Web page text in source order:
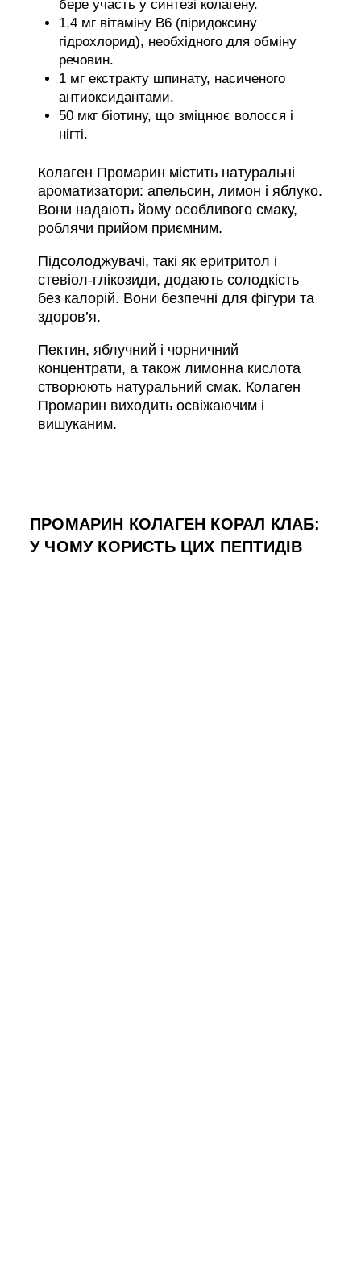
бере участь у синтезі колагену.
1,4 мг вітаміну В6 (піридоксину
гідрохлорид), необхідного для обміну
речовин.
1 мг екстракту шпинату, насиченого
антиоксидантами.
50 мкг біотину, що зміцнює волосся і
нігті.
Колаген Промарин містить натуральні
ароматизатори: апельсин, лимон і яблуко.
Вони надають йому особливого смаку,
роблячи прийом приємним.
Підсолоджувачі, такі як еритритол і
стевіол-глікозиди, додають солодкість
без калорій. Вони безпечні для фігури та
здоров’я.
Пектин, яблучний і чорничний
концентрати, а також лимонна кислота
створюють натуральний смак. Колаген
Промарин виходить освіжаючим і
вишуканим.
ПРОМАРИН КОЛАГЕН КОРАЛ КЛАБ:
У ЧОМУ КОРИСТЬ ЦИХ ПЕПТИДІВ